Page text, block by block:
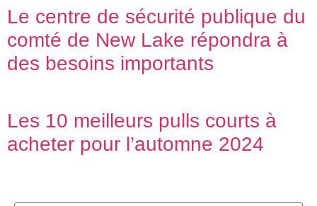
Le centre de sécurité publique du
comté de New Lake répondra à
des besoins importants
Les 10 meilleurs pulls courts à
acheter pour l’automne 2024